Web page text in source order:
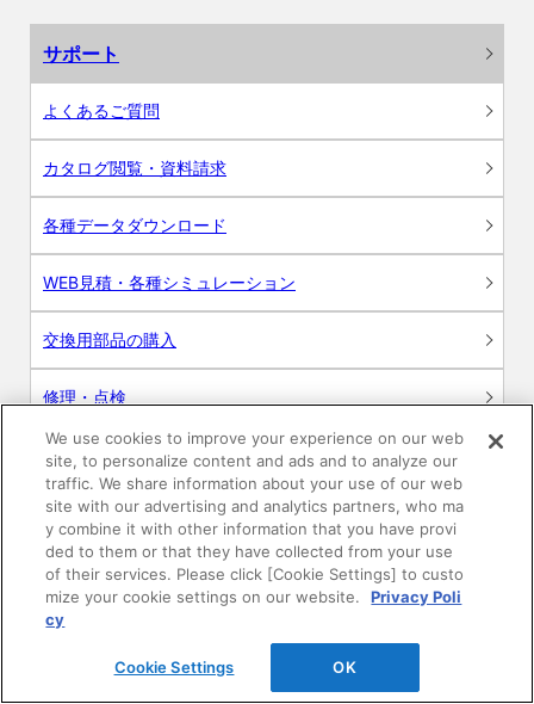
サポート
よくあるご質問
カタログ閲覧・資料請求
各種データダウンロード
WEB見積・各種シミュレーション
交換用部品の購入
修理・点検
お問い合わせ
ログイン
建築・設計関係者様向けサイト
ユーザー登録サービス
WEB見積システム
We use cookies to improve your experience on our web
site, to personalize content and ads and to analyze our
traffic. We share information about your use of our web
site with our advertising and analytics partners, who ma
y combine it with other information that you have provi
ded to them or that they have collected from your use
of their services. Please click [Cookie Settings] to custo
mize your cookie settings on our website.
Privacy Poli
cy
Cookie Settings OK